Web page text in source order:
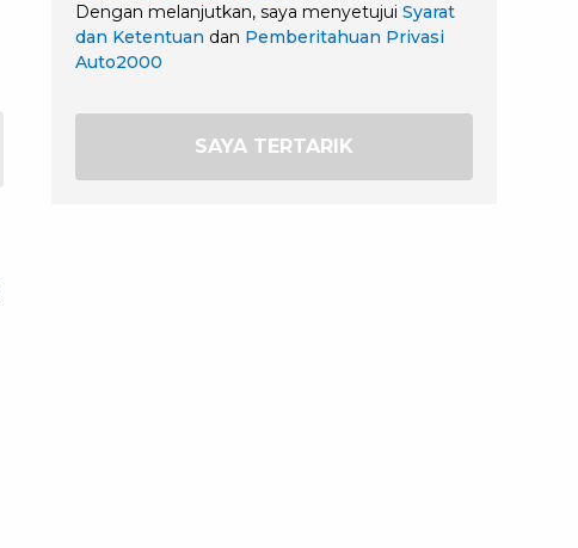
Dengan melanjutkan, saya menyetujui Syarat
dan Ketentuan dan Pemberitahuan Privasi
Auto2000
SAYA TERTARIK